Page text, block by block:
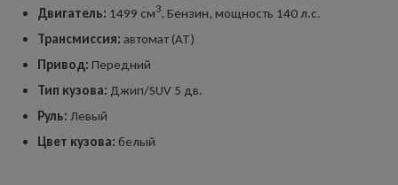
Двигатель: 1499 см3, Бензин, мощность 140 л.с.
Трансмиссия: автомат (AT)
Привод: Передний
Тип кузова: Джип/SUV 5 дв.
Руль: Левый
Цвет кузова: белый